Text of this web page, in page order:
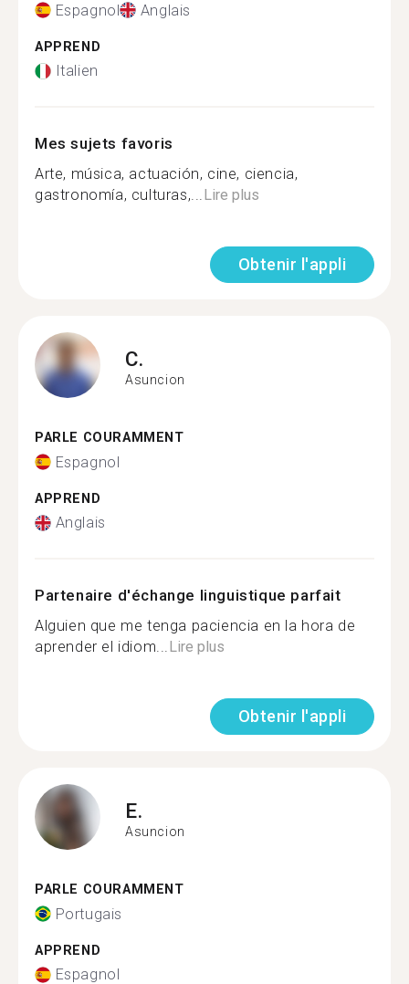
Espagnol Anglais
APPREND
Italien
Mes sujets favoris
Arte, música, actuación, cine, ciencia,
gastronomía, culturas,...Lire plus
Obtenir l'appli
C.
Asuncion
PARLE COURAMMENT
Espagnol
APPREND
Anglais
Partenaire d'échange linguistique parfait
Alguien que me tenga paciencia en la hora de
aprender el idiom...Lire plus
Obtenir l'appli
E.
Asuncion
PARLE COURAMMENT
Portugais
APPREND
Espagnol